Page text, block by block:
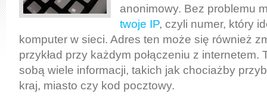
anonimowy. Bez problemu
twoje IP, czyli numer, który
komputer w sieci. Adres ten może się również
przykład przy każdym połączeniu z internetem.
sobą wiele informacji, takich jak chociażby
kraj, miasto czy kod pocztowy.